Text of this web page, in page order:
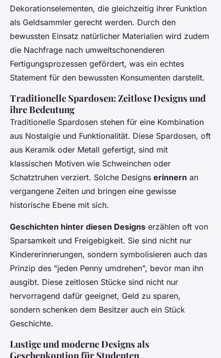
Dekorationselementen, die gleichzeitig ihrer Funktion
als Geldsammler gerecht werden. Durch den
bewussten Einsatz natürlicher Materialien wird zudem
die Nachfrage nach umweltschonenderen
Fertigungsprozessen gefördert, was ein echtes
Statement für den bewussten Konsumenten darstellt.
Traditionelle Spardosen: Zeitlose Designs und
ihre Bedeutung
Traditionelle Spardosen stehen für eine Kombination
aus Nostalgie und Funktionalität. Diese Spardosen, oft
aus Keramik oder Metall gefertigt, sind mit
klassischen Motiven wie Schweinchen oder
Schatztruhen verziert. Solche Designs erinnern an
vergangene Zeiten und bringen eine gewisse
historische Ebene mit sich.
Geschichten hinter diesen Designs erzählen oft von
Sparsamkeit und Freigebigkeit. Sie sind nicht nur
Kindererinnerungen, sondern symbolisieren auch das
Prinzip des "jeden Penny umdrehen", bevor man ihn
ausgibt. Diese zeitlosen Stücke sind nicht nur
hervorragend dafür geeignet, Geld zu sparen,
sondern schenken dem Besitzer auch ein Stück
Geschichte.
Lustige und moderne Designs als
Geschenkoption für Studenten